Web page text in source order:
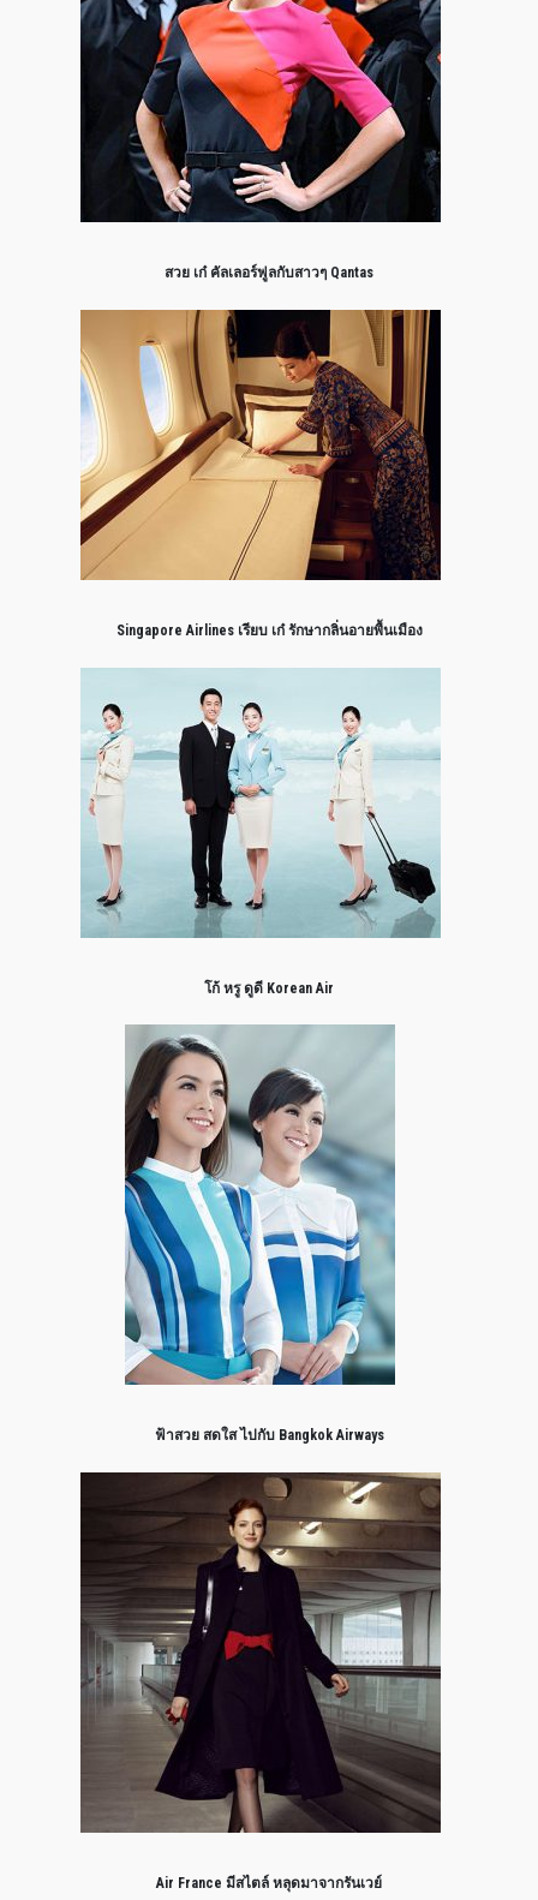
สวย เก๋ คัลเลอร์ฟูลกับสาวๆ Qantas
Singapore Airlines เรียบ เก๋ รักษากลิ่นอายพื้นเมือง
โก้ หรู ดูดี Korean Air
ฟ้าสวย สดใส ไปกับ Bangkok Airways
Air France มีสไตล์ หลุดมาจากรันเวย์